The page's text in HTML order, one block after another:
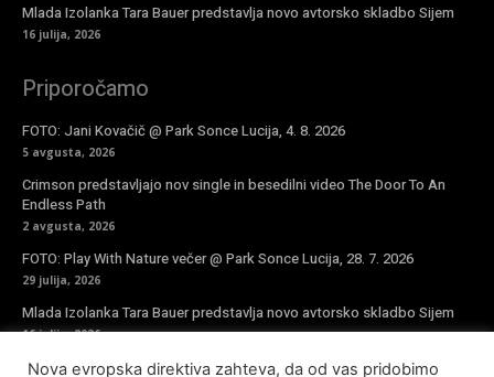
Mlada Izolanka Tara Bauer predstavlja novo avtorsko skladbo Sijem
16 julija, 2026
Priporočamo
FOTO: Jani Kovačič @ Park Sonce Lucija, 4. 8. 2026
5 avgusta, 2026
Crimson predstavljajo nov single in besedilni video The Door To An
Endless Path
2 avgusta, 2026
FOTO: Play With Nature večer @ Park Sonce Lucija, 28. 7. 2026
29 julija, 2026
Mlada Izolanka Tara Bauer predstavlja novo avtorsko skladbo Sijem
16 julija, 2026
Nova evropska direktiva zahteva, da od vas pridobimo